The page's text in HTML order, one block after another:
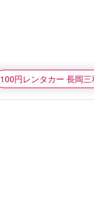
100円レンタカー 長岡三